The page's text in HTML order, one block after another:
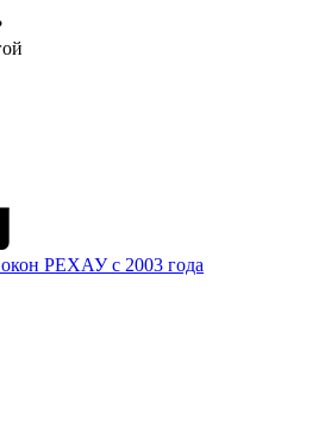
РЕХАУ с 2003 года